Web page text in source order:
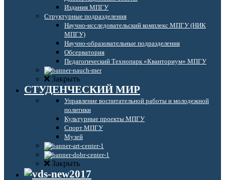
Издания МПГУ
Структурные подразделения
Научно-исследовательский комплекс МПГУ (НИК
МПГУ)
Научно-образовательные подразделения
Обсерватория
Педагогический Технопарк «Кванториум» МПГУ
Закрыть
СТУДЕНЧЕСКИЙ МИР
Управление воспитательной работы и молодежной
политики
Культурные проекты МПГУ
Спорт МПГУ
Музей
Закрыть